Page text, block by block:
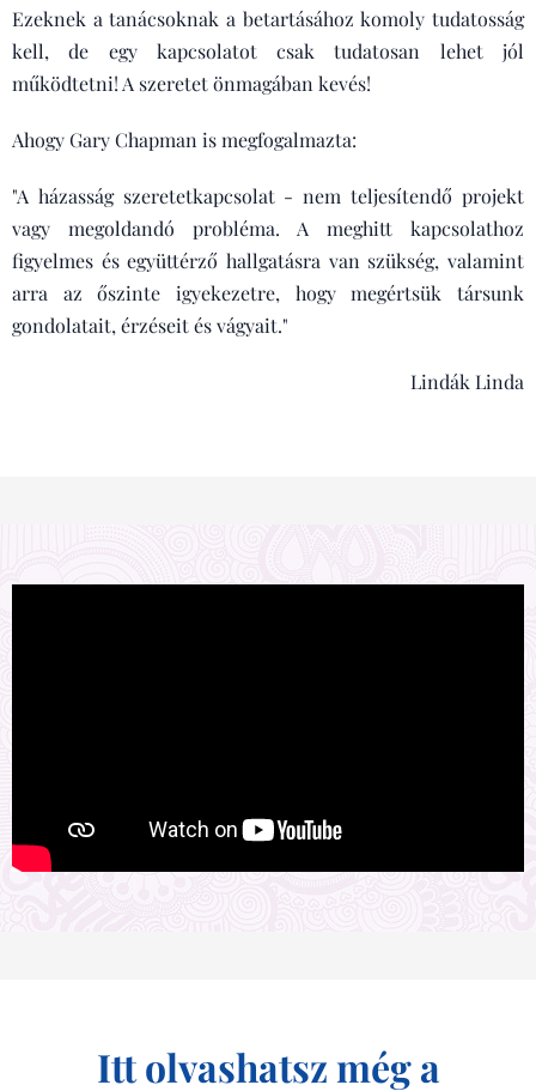
Ezeknek a tanácsoknak a betartásához komoly tudatosság
kell, de egy kapcsolatot csak tudatosan lehet jól
működtetni! A szeretet önmagában kevés!
Ahogy Gary Chapman is megfogalmazta:
"A házasság szeretetkapcsolat - nem teljesítendő projekt
vagy megoldandó probléma. A meghitt kapcsolathoz
figyelmes és együttérző hallgatásra van szükség, valamint
arra az őszinte igyekezetre, hogy megértsük társunk
gondolatait, érzéseit és vágyait."
Lindák Linda
Itt olvashatsz még a